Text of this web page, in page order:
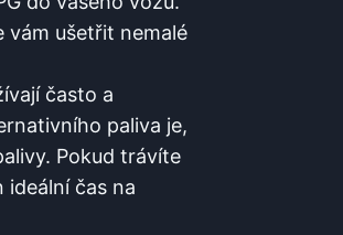
vám ušetřit nemalé
často a
paliva je,
Pokud trávíte
čas na